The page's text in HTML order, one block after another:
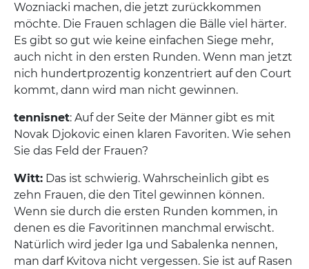
Wozniacki machen, die jetzt zurückkommen
möchte. Die Frauen schlagen die Bälle viel härter.
Es gibt so gut wie keine einfachen Siege mehr,
auch nicht in den ersten Runden. Wenn man jetzt
nich hundertprozentig konzentriert auf den Court
kommt, dann wird man nicht gewinnen.
tennisnet: Auf der Seite der Männer gibt es mit
Novak Djokovic einen klaren Favoriten. Wie sehen
Sie das Feld der Frauen?
Witt: Das ist schwierig. Wahrscheinlich gibt es
zehn Frauen, die den Titel gewinnen können.
Wenn sie durch die ersten Runden kommen, in
denen es die Favoritinnen manchmal erwischt.
Natürlich wird jeder Iga und Sabalenka nennen,
man darf Kvitova nicht vergessen. Sie ist auf Rasen